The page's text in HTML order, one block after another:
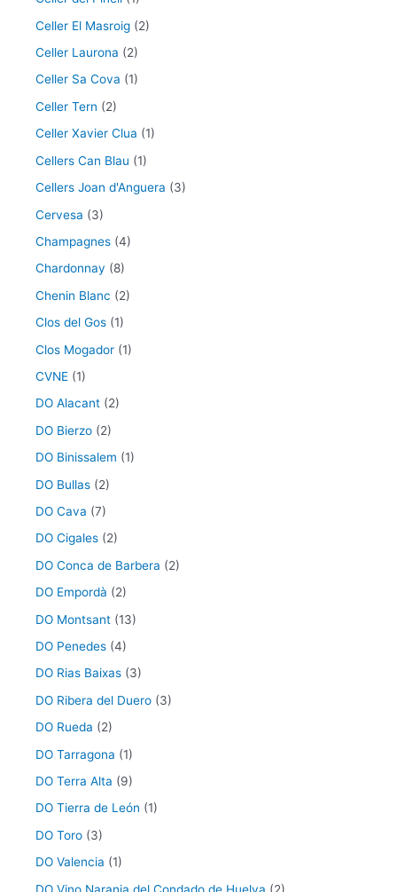
Celler El Masroig (2)
Celler Laurona (2)
Celler Sa Cova (1)
Celler Tern (2)
Celler Xavier Clua (1)
Cellers Can Blau (1)
Cellers Joan d'Anguera (3)
Cervesa (3)
Champagnes (4)
Chardonnay (8)
Chenin Blanc (2)
Clos del Gos (1)
Clos Mogador (1)
CVNE (1)
DO Alacant (2)
DO Bierzo (2)
DO Binissalem (1)
DO Bullas (2)
DO Cava (7)
DO Cigales (2)
DO Conca de Barbera (2)
DO Empordà (2)
DO Montsant (13)
DO Penedes (4)
DO Rias Baixas (3)
DO Ribera del Duero (3)
DO Rueda (2)
DO Tarragona (1)
DO Terra Alta (9)
DO Tierra de León (1)
DO Toro (3)
DO Valencia (1)
DO Vino Naranja del Condado de Huelva (2)